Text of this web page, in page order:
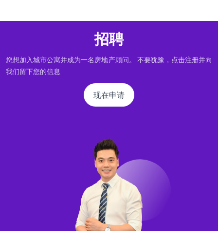
招聘
您想加入城市公寓并成为一名房地产顾问。 不要犹豫，点击注册并向
我们留下您的信息
现在申请